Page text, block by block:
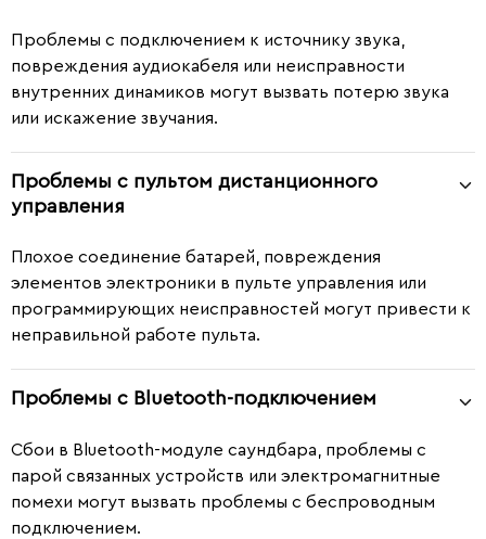
Проблемы с подключением к источнику звука,
повреждения аудиокабеля или неисправности
внутренних динамиков могут вызвать потерю звука
или искажение звучания.
Проблемы с пультом дистанционного
управления
Плохое соединение батарей, повреждения
элементов электроники в пульте управления или
программирующих неисправностей могут привести к
неправильной работе пульта.
Проблемы с Bluetooth-подключением
Сбои в Bluetooth-модуле саундбара, проблемы с
парой связанных устройств или электромагнитные
помехи могут вызвать проблемы с беспроводным
подключением.